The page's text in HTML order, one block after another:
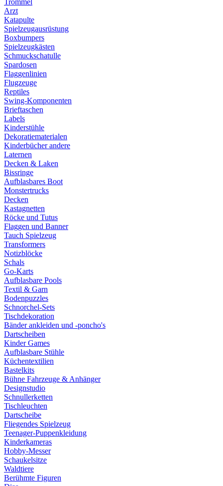
Trommel
Arzt
Katapulte
Spielzeugausrüstung
Boxbumpers
Spielzeugkästen
Schmuckschatulle
Spardosen
Flaggenlinien
Flugzeuge
Reptiles
Swing-Komponenten
Brieftaschen
Labels
Kinderstühle
Dekoratiematerialen
Kinderbücher andere
Laternen
Decken & Laken
Bissringe
Aufblasbares Boot
Monstertrucks
Decken
Kastagnetten
Röcke und Tutus
Flaggen und Banner
Tauch Spielzeug
Transformers
Notizblöcke
Schals
Go-Karts
Aufblasbare Pools
Textil & Garn
Bodenpuzzles
Schnorchel-Sets
Tischdekoration
Bänder ankleiden und -poncho's
Dartscheiben
Kinder Games
Aufblasbare Stühle
Küchentextilien
Bastelkits
Bühne Fahrzeuge & Anhänger
Designstudio
Schnullerketten
Tischleuchten
Dartscheibe
Fliegendes Spielzeug
Teenager-Puppenkleidung
Kinderkameras
Hobby-Messer
Schaukelsitze
Waldtiere
Berühmte Figuren